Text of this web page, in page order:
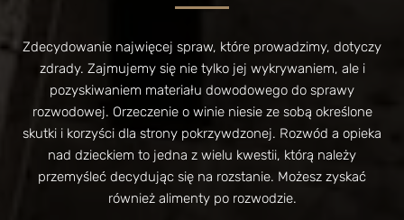
Zdecydowanie najwięcej spraw, które prowadzimy, dotyczy
zdrady. Zajmujemy się nie tylko jej wykrywaniem, ale i
pozyskiwaniem materiału dowodowego do sprawy
rozwodowej. Orzeczenie o winie niesie ze sobą określone
skutki i korzyści dla strony pokrzywdzonej. Rozwód a opieka
nad dzieckiem to jedna z wielu kwestii, którą należy
przemyśleć decydując się na rozstanie. Możesz zyskać
również alimenty po rozwodzie.